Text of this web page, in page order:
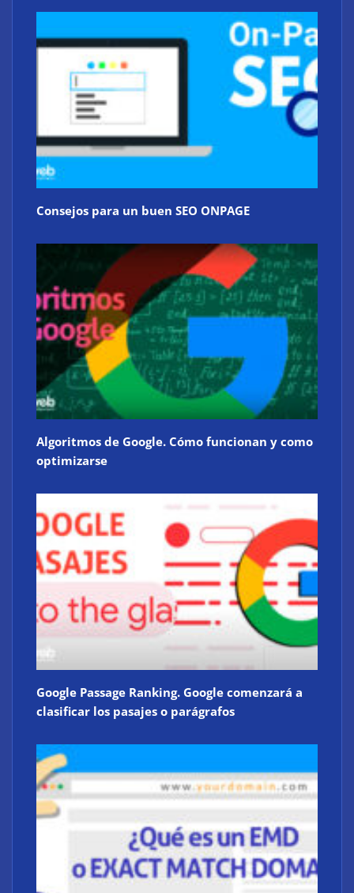
Consejos para un buen SEO ONPAGE
Algoritmos de Google. Cómo funcionan y como
optimizarse
Google Passage Ranking. Google comenzará a
clasificar los pasajes o parágrafos